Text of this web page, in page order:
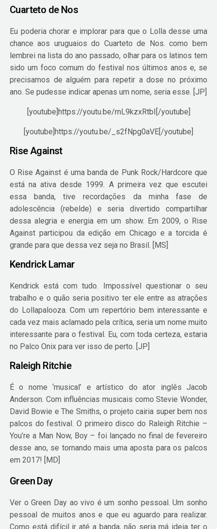
Cuarteto de Nos
Eu poderia chorar e implorar para que o Lolla desse uma
chance aos uruguaios do Cuarteto de Nos. como bem
lembrei na lista do ano passado, olhar para os latinos tem
sido um foco comum do festival nos últimos anos e, se
precisamos de alguém para repetir a dose no próximo
ano. Se pudesse indicar apenas um nome, seria esse. [JP]
[youtube]https://youtu.be/rnL9kzxRtbI[/youtube]
[youtube]https://youtu.be/_s2fNpg0aVE[/youtube]
Rise Against
O Rise Against é uma banda de Punk Rock/Hardcore que
está na ativa desde 1999. A primeira vez que escutei
essa banda, tive recordações da minha fase de
adolescência (rebelde) e seria divertido compartilhar
dessa alegria e energia em um show. Em 2009, o Rise
Against participou da edição em Chicago e a torcida é
grande para que dessa vez seja no Brasil. [MS]
Kendrick Lamar
Kendrick está com tudo. Impossível questionar o seu
trabalho e o quão seria positivo ter ele entre as atrações
do Lollapalooza. Com um repertório bem interessante e
cada vez mais aclamado pela crítica, seria um nome muito
interessante para o festival. Eu, com toda certeza, estaria
no Palco Onix para ver isso de perto. [JP]
Raleigh Ritchie
É o nome ‘musical’ e artístico do ator inglês Jacob
Anderson. Com influências musicais como Stevie Wonder,
David Bowie e The Smiths, o projeto cairia super bem nos
palcos do festival. O primeiro disco do Raleigh Ritchie –
You’re a Man Now, Boy – foi lançado no final de fevereiro
desse ano, se tornando mais uma aposta para os palcos
em 2017! [MD]
Green Day
Ver o Green Day ao vivo é um sonho pessoal. Um sonho
pessoal de muitos anos e que eu aguardo para realizar.
Como está difícil ir até a banda, não seria má ideia ter o